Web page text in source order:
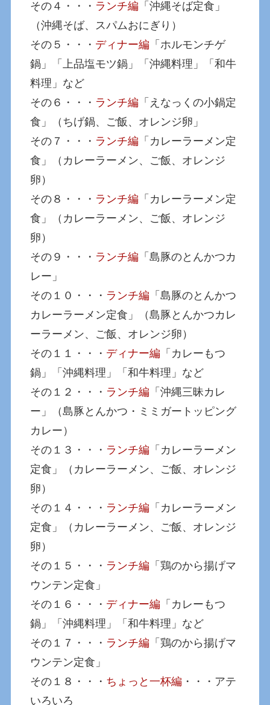
その４・・・ ランチ編 「沖縄そば定食」
（沖縄そば、スパムおにぎり）
その５・・・ ディナー編 「ホルモンチゲ
鍋」「上品塩モツ鍋」「沖縄料理」「和牛
料理」など
その６・・・ ランチ編 「えなっくの小鍋定
食」（ちげ鍋、ご飯、オレンジ卵」
その７・・・ ランチ編 「カレーラーメン定
食」（カレーラーメン、ご飯、オレンジ
卵）
その８・・・ ランチ編 「カレーラーメン定
食」（カレーラーメン、ご飯、オレンジ
卵）
その９・・・ ランチ編 「島豚のとんかつカ
レー」
その１０・・・ ランチ編 「島豚のとんかつ
カレーラーメン定食」（島豚とんかつカレ
ーラーメン、ご飯、オレンジ卵）
その１１・・・ ディナー編 「カレーもつ
鍋」「沖縄料理」「和牛料理」など
その１２・・・ ランチ編 「沖縄三昧カレ
ー」（島豚とんかつ・ミミガートッピング
カレー）
その１３・・・ ランチ編 「カレーラーメン
定食」（カレーラーメン、ご飯、オレンジ
卵）
その１４・・・ ランチ編 「カレーラーメン
定食」（カレーラーメン、ご飯、オレンジ
卵）
その１５・・・ ランチ編 「鶏のから揚げマ
ウンテン定食」
その１６・・・ ディナー編 「カレーもつ
鍋」「沖縄料理」「和牛料理」など
その１７・・・ ランチ編 「鶏のから揚げマ
ウンテン定食」
その１８・・・ ちょっと一杯編 ・・・アテ
いろいろ